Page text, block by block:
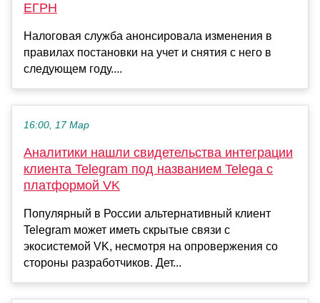
ЕГРН
Налоговая служба анонсировала изменения в
правилах постановки на учет и снятия с него в
следующем году....
16:00, 17 Мар
Аналитики нашли свидетельства интеграции
клиента Telegram под названием Telega с
платформой VK
Популярный в России альтернативный клиент
Telegram может иметь скрытые связи с
экосистемой VK, несмотря на опровержения со
стороны разработчиков. Дет...